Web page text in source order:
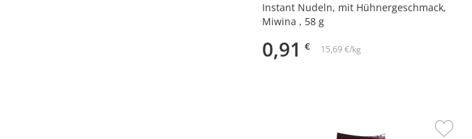
Instant Nudeln, mit Hühnergeschmack,
Miwina , 58 g
0,91 € 15,69 €/kg